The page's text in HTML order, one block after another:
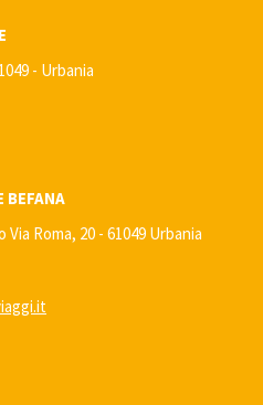
- Urbania
BEFANA
Roma, 20 - 61049 Urbania